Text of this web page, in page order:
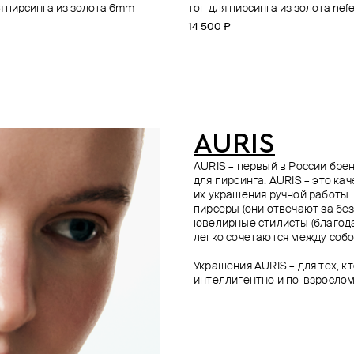
пирсинга из золота 6mm
топ для пирсинга из золота
14 500 ₽
из золота
кликер centurion 10мм из золота
119 500 ₽
для пирсинга 7mm
топ для пирсинга из золота 3-
gem
из золота starmoon
топ для пирсинга из золота
18 500 ₽
AURIS
AURIS – первый в России
для пирсинга. AURIS – это
их украшения ручной
пирсеры (они отвечают за
ювелирные стилисты
легко сочетаются между
Украшения AURIS – для тех,
интеллигентно и по-